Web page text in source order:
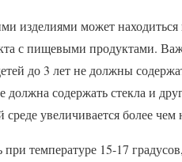
изделиями может
с пищевыми продуктами.
до 3 лет не должны
содержать стекла и
увеличивается более чем
температуре 15-17